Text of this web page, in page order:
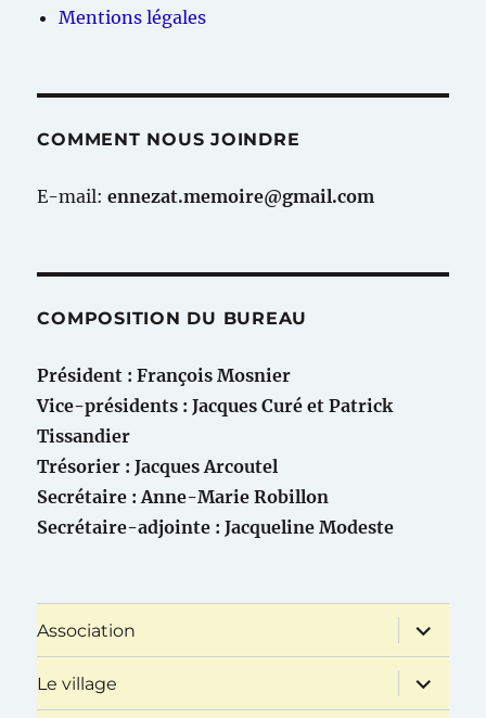
Mentions légales
COMMENT NOUS JOINDRE
E-mail:ennezat.memoire@gmail.com
COMPOSITION DU BUREAU
Président : François Mosnier
Vice-présidents : Jacques Curé et Patrick
Tissandier
Trésorier : Jacques Arcoutel
Secrétaire : Anne-Marie Robillon
Secrétaire-adjointe : Jacqueline Modeste
Association
ouvrir
le
sous-
menu
Le village
ouvrir
le
sous-